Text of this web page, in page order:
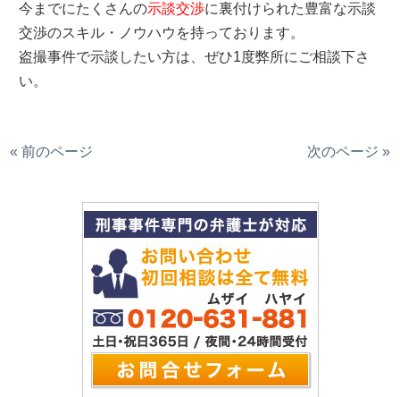
今までにたくさんの示談交渉に裏付けられた豊富な示談
交渉のスキル・ノウハウを持っております。
盗撮事件で示談したい方は、ぜひ1度弊所にご相談下さ
い。
« 前のページ 次のページ »